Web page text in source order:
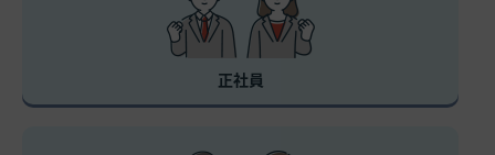
正社員